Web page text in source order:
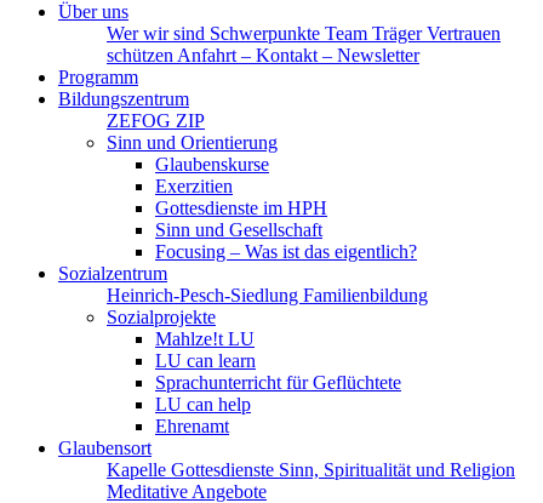
Über uns
Wer wir sind Schwerpunkte Team TrägerVertrauen
schützen Anfahrt – Kontakt – Newsletter
Programm
Bildungszentrum
ZEFOG ZIP
Sinn und Orientierung
Glaubenskurse
Exerzitien
Gottesdienste im HPH
Sinn und Gesellschaft
Focusing – Was ist das eigentlich?
Sozialzentrum
Heinrich-Pesch-Siedlung Familienbildung
Sozialprojekte
Mahlze!t LU
LU can learn
Sprachunterricht für Geflüchtete
LU can help
Ehrenamt
Glaubensort
Kapelle Gottesdienste Sinn, Spiritualität und Religion
Meditative Angebote